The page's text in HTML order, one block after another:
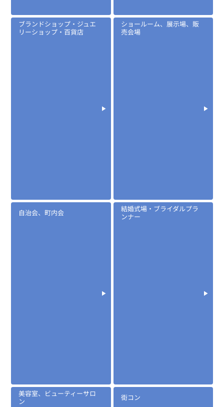
ブランドショップ・ジュエ
リーショップ・百貨店
ショールーム、展示場、販
売会場
自治会、町内会
結婚式場・ブライダルプラ
ンナー
美容室、ビューティーサロ
ン
街コン